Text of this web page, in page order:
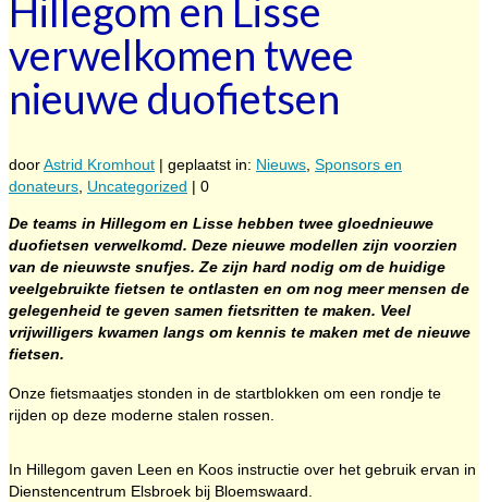
Hillegom en Lisse
verwelkomen twee
nieuwe duofietsen
doorAstrid Kromhout | geplaatst in: Nieuws Sponsors en
donateurs Uncategorized | 0
De teams in Hillegom en Lisse hebben twee gloednieuwe
duofietsen verwelkomd. Deze nieuwe modellen zijn voorzien
van de nieuwste snufjes. Ze zijn hard nodig om de huidige
veelgebruikte fietsen te ontlasten en om nog meer mensen de
gelegenheid te geven samen fietsritten te maken. Veel
vrijwilligers kwamen langs om kennis te maken met de nieuwe
fietsen.
Onze fietsmaatjes stonden in de startblokken om een rondje te
rijden op deze moderne stalen rossen.
In Hillegom gaven Leen en Koos instructie over het gebruik ervan in
Dienstencentrum Elsbroek bij Bloemswaard.